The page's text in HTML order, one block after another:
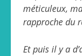
méticuleux,
rapproche du
Et puis il y a